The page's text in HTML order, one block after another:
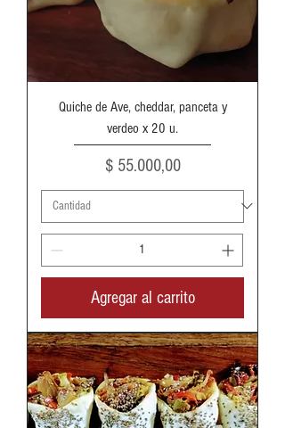
Quiche de Ave, cheddar, panceta y
verdeo x 20 u.
Precio
$ 55.000,00
Agregar al carrito